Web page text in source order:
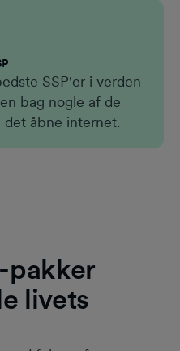
SSP'er i verden
bag nogle af de
åbne internet.
pakker
livets